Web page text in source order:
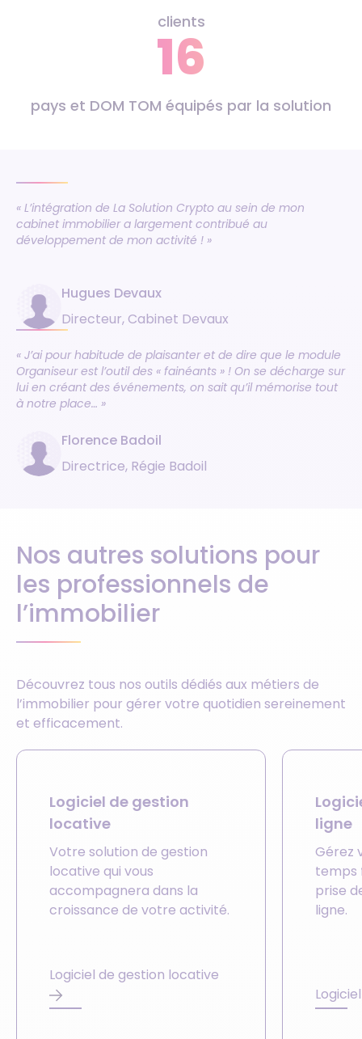
clients
16
pays et DOM TOM équipés par la solution
« L’intégration de La Solution Crypto au sein de mon
cabinet immobilier a largement contribué au
développement de mon activité ! »
Hugues Devaux
Directeur, Cabinet Devaux
« J’ai pour habitude de plaisanter et de dire que le module
Organiseur est l’outil des « fainéants » ! On se décharge sur
lui en créant des événements, on sait qu’il mémorise tout
à notre place… »
Florence Badoil
Directrice, Régie Badoil
Nos autres solutions pour
les professionnels de
l’immobilier
Découvrez tous nos outils dédiés aux métiers de
l’immobilier pour gérer votre quotidien sereinement
et efficacement.
Logiciel de gestion
locative
Votre solution de gestion
locative qui vous
accompagnera dans la
croissance de votre activité.
Logiciel de gestion locative
ligne
Gérez
temps
prise
ligne.